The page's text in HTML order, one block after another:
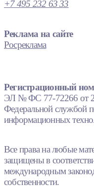
+7 495 232 63 33
Реклама на сайте
Росреклама
Регистрационный
ЭЛ № ФС 77-72266 от
Федеральной службой
информационных
Все права на любые
защищены в
международным
собственности.